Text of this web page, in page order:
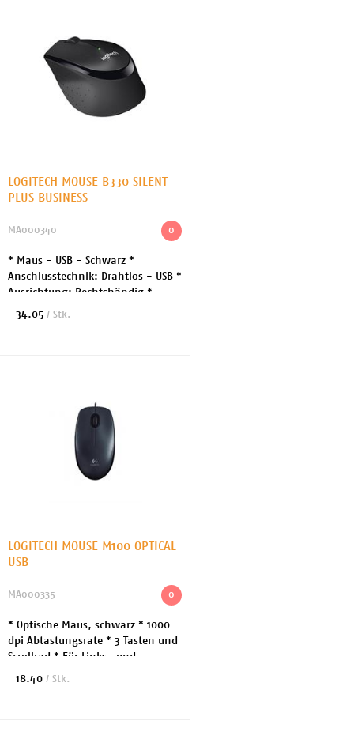
LOGITECH MOUSE B330 SILENT
PLUS BUSINESS
0
MA000340
* Maus - USB - Schwarz *
Anschlusstechnik: Drahtlos - USB *
Ausrichtung: Rechtshändig *
Kabelloser Empfänger (USB)
34.05 / Stk.
LOGITECH MOUSE M100 OPTICAL
USB
0
MA000335
* Optische Maus, schwarz * 1000
dpi Abtastungsrate * 3 Tasten und
Scrollrad * Für Links- und
Rechtshänder geeignet *
18.40 / Stk.